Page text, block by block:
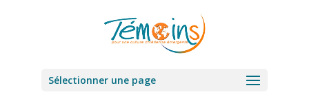
Sélectionner une page